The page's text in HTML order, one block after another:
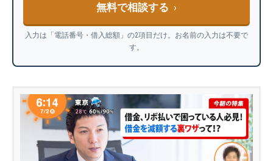
無料で相談する
入力は「電話番号・借入総額」の2項目だけ。お名前の入力は不要で
す。